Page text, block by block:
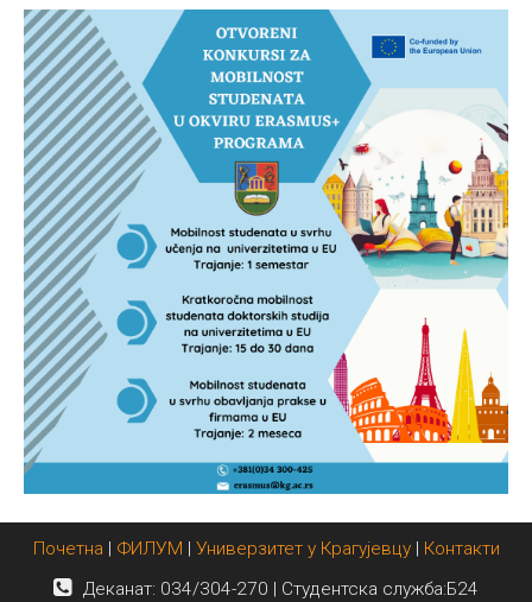
Почетна | ФИЛУМ | Универзитет у Крагујевцу| Контакти
Деканат: 034/304-270 | Студентска служба:Б24